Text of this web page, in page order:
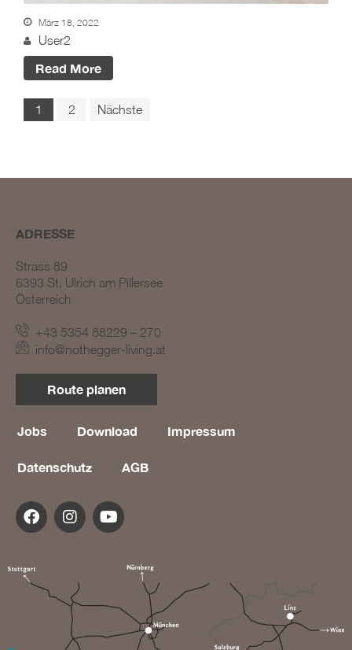
März 18, 2022
User2
Read More
1 2 Nächste
ADRESSE
Strass 89
6393 St. Ulrich am Pillersee
Österreich
+43 5354 88229 – 270
info@nothegger-living.at
Route planen
Jobs Download Impressum
Datenschutz AGB